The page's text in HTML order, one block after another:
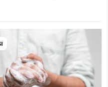
Tokat
Trabzon
Tunceli